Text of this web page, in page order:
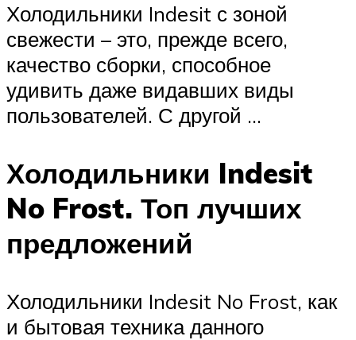
Холодильники Indesit с зоной
свежести – это, прежде всего,
качество сборки, способное
удивить даже видавших виды
пользователей. С другой …
Холодильники Indesit
No Frost. Топ лучших
предложений
Холодильники Indesit No Frost, как
и бытовая техника данного